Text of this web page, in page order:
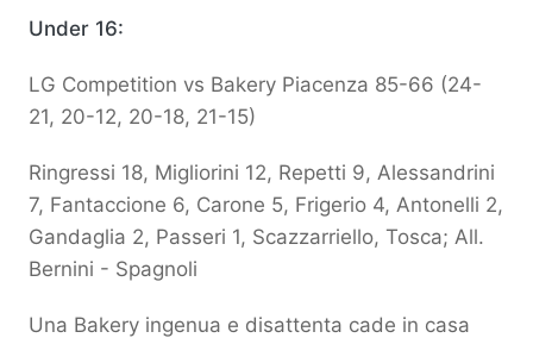
Under 16:
LG Competition vs Bakery Piacenza 85-66 (24-
21, 20-12, 20-18, 21-15)
Ringressi 18, Migliorini 12, Repetti 9, Alessandrini
7, Fantaccione 6, Carone 5, Frigerio 4, Antonelli 2,
Gandaglia 2, Passeri 1, Scazzarriello, Tosca; All.
Bernini - Spagnoli
Una Bakery ingenua e disattenta cade in casa